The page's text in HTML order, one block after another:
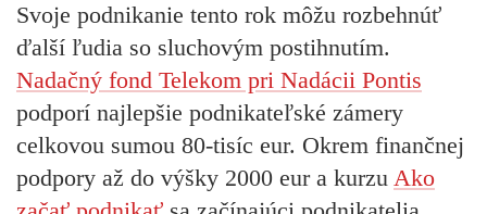
Svoje podnikanie tento rok môžu rozbehnúť
ďalší ľudia so sluchovým postihnutím.
Nadačný fond Telekom pri Nadácii Pontis
podporí najlepšie podnikateľské zámery
celkovou sumou 80-tisíc eur. Okrem finančnej
podpory až do výšky 2000 eur a kurzu Ako